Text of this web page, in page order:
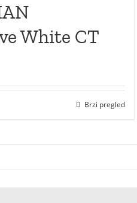
White CT
Brzi pregled